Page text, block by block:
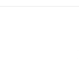
Menu